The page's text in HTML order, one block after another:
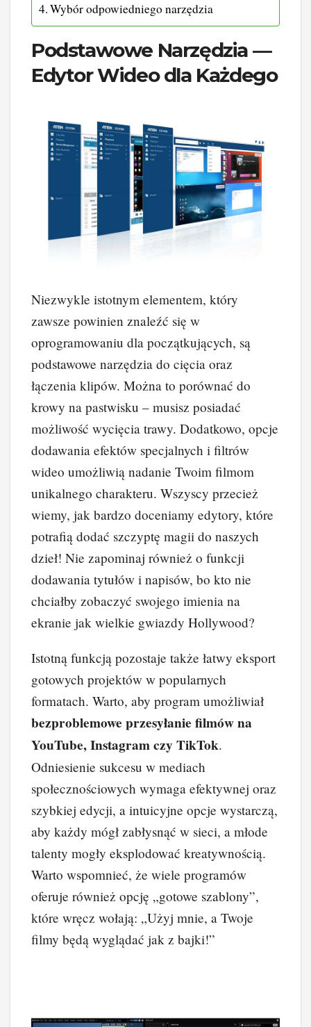
Wybór odpowiedniego narzędzia
Podstawowe Narzędzia —
Edytor Wideo dla Każdego
Niezwykle istotnym elementem, który
zawsze powinien znaleźć się w
oprogramowaniu dla początkujących, są
podstawowe narzędzia do cięcia oraz
łączenia klipów. Można to porównać do
krowy na pastwisku – musisz posiadać
możliwość wycięcia trawy. Dodatkowo, opcje
dodawania efektów specjalnych i filtrów
wideo umożliwią nadanie Twoim filmom
unikalnego charakteru. Wszyscy przecież
wiemy, jak bardzo doceniamy edytory, które
potrafią dodać szczyptę magii do naszych
dzieł! Nie zapominaj również o funkcji
dodawania tytułów i napisów, bo kto nie
chciałby zobaczyć swojego imienia na
ekranie jak wielkie gwiazdy Hollywood?
Istotną funkcją pozostaje także łatwy eksport
gotowych projektów w popularnych
formatach. Warto, aby program umożliwiał
bezproblemowe przesyłanie filmów na
YouTube, Instagram czy TikTok.
Odniesienie sukcesu w mediach
społecznościowych wymaga efektywnej oraz
szybkiej edycji, a intuicyjne opcje wystarczą,
aby każdy mógł zabłysnąć w sieci, a młode
talenty mogły eksplodować kreatywnością.
Warto wspomnieć, że wiele programów
oferuje również opcję „gotowe szablony”,
które wręcz wołają: „Użyj mnie, a Twoje
filmy będą wyglądać jak z bajki!”